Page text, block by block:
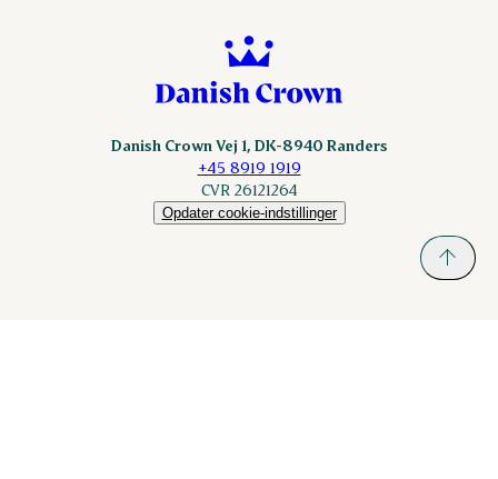
Danish Crown Vej 1, DK-8940 Randers
+45 8919 1919
CVR 26121264
Opdater cookie-indstillinger